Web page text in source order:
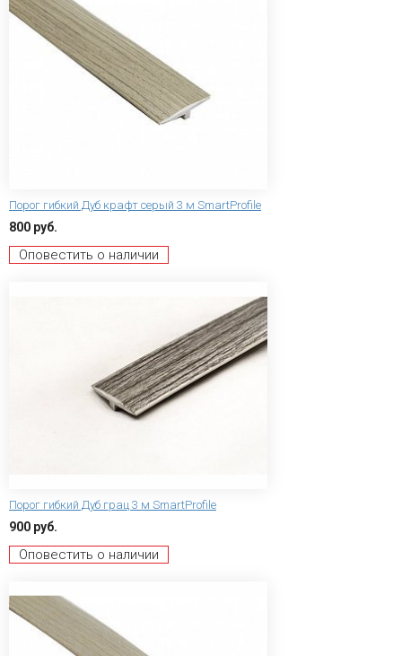
Порог гибкий Дуб крафт серый 3 м SmartProfile
800 руб.
Оповестить о наличии
Порог гибкий Дуб грац 3 м SmartProfile
900 руб.
Оповестить о наличии